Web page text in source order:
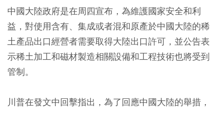
中國大陸政府是在周四宣布，為維護國家安全和利
益，對使用含有、集成或者混和原產於中國大陸的稀
土產品出口經營者需要取得大陸出口許可，並公告表
示稀土加工和磁材製造相關設備和工程技術也將受到
管制。
川普在發文中回擊指出，為了回應中國大陸的舉措，